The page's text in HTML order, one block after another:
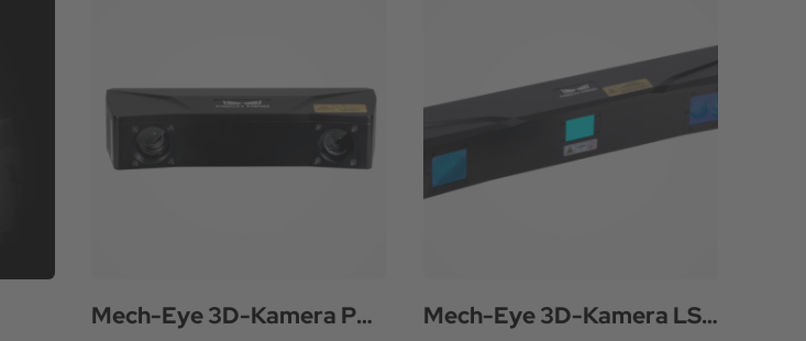
Mech-Eye 3D-Kamera PRO S Mech-Eye 3D-Kamera LSR L